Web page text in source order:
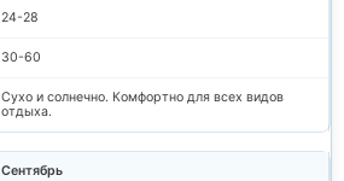
24-28
30-60
Сухо и солнечно. Комфортно для всех видов
отдыха.
Сентябрь